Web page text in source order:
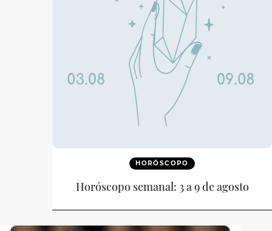
HORÓSCOPO
Horóscopo semanal: 3 a 9 de agosto